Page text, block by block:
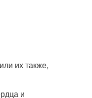
их также,
и